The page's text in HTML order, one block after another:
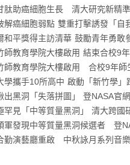
肽助癌細胞生長 清大研究新精
解癌細胞弱點 雙重打擊誘發「自
和平獎得主訪清華 鼓勵青年勇敢
師教育學院大樓啟用 結束合校9
師教育學院大樓啟用 合校9年師
學攜手10所高中 啟動「新竹學」
出黑洞「失落拼圖」 登NASA官網
罕見「中等質量黑洞」 清大跨國
軍發現中等質量黑洞候選者 登
勤演藝廳重啟 中秋詠月系列音